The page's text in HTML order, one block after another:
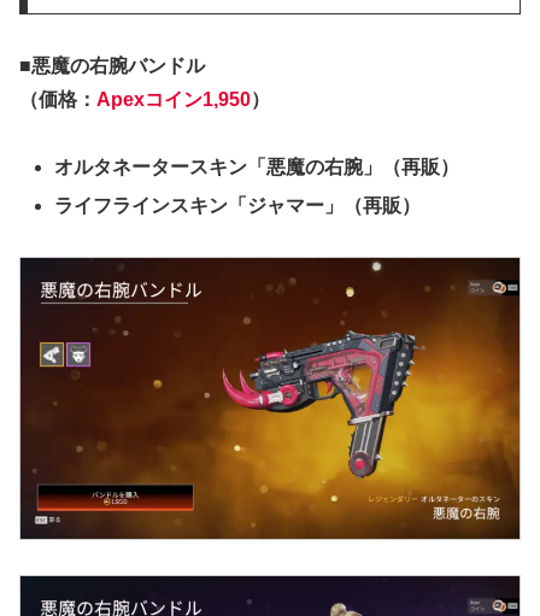
■悪魔の右腕バンドル
（価格： Apexコイン1,950）
オルタネータースキン「悪魔の右腕」（再販）
ライフラインスキン「ジャマー」（再販）